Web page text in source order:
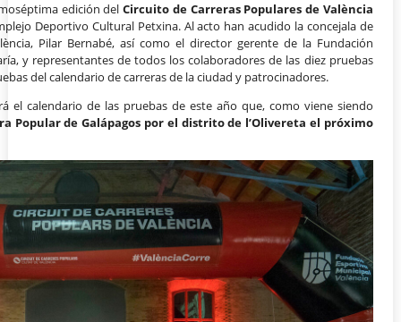
edición delCircuito de Carreras Populares de València
Deportivo Cultural Petxina. Al acto han acudido la concejala de
Pilar Bernabé, así como el director gerente de la Fundación
y representantes de todos los colaboradores de las diez pruebas
del calendario de carreras de la ciudad y patrocinadores.
el calendario de las pruebas de este año que, como viene siendo
Popular de Galápagos por el distrito de l’Olivereta el próximo